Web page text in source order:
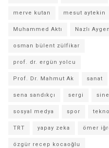
merve kutan mesut aytekin
Muhammed Aktı Nazlı Aygen
osman bülent zülfikar
prof. dr. ergün yolcu
Prof. Dr. Mahmut Ak sanat
sena sandıkçı sergi
sosyal medya spor
TRT yapay zeka ömer
özgür recep kocaoğlu